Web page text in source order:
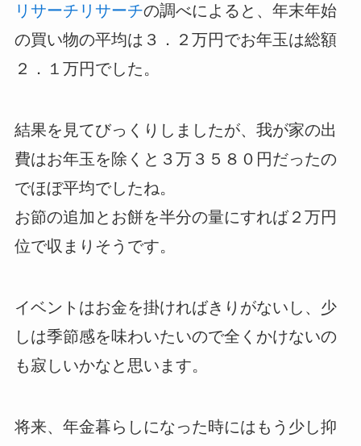
リサーチリサーチの調べによると、年末年始
の買い物の平均は３．２万円でお年玉は総額
２．１万円でした。
結果を見てびっくりしましたが、我が家の出
費はお年玉を除くと３万３５８０円だったの
でほぼ平均でしたね。
お節の追加とお餅を半分の量にすれば２万円
位で収まりそうです。
イベントはお金を掛ければきりがないし、少
しは季節感を味わいたいので全くかけないの
も寂しいかなと思います。
将来、年金暮らしになった時にはもう少し抑